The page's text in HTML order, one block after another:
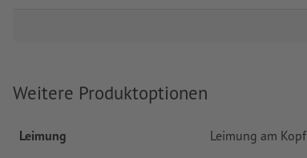
Weitere Produktoptionen
Leimung Leimung am Kopf